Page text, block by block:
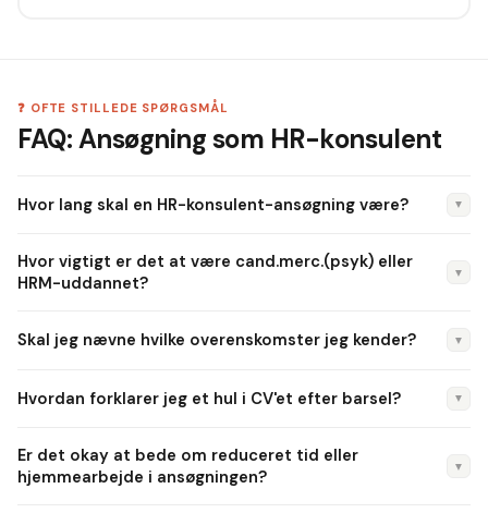
❓ OFTE STILLEDE SPØRGSMÅL
FAQ: Ansøgning som HR-konsulent
Hvor lang skal en HR-konsulent-ansøgning være? ▼
mange ansøgninger og ved præcis, hvad de leder efter. Vær
Hvor vigtigt er det at være cand.merc.(psyk) eller
HRM-uddannet?
▼
mellemstore: mindre vigtigt, hvis du har relevant erfaring.
alternativer.
Skal jeg nævne hvilke overenskomster jeg kender? ▼
Det viser, at du kan træde ind og svare line managers uden
Hvordan forklarer jeg et hul i CV'et efter barsel? ▼
HR-arbejdet". Danske arbejdsgivere forstår og forventer
Er det okay at bede om reduceret tid eller
hjemmearbejde i ansøgningen?
▼